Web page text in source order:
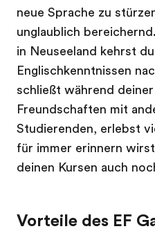
neue Sprache zu
unglaublich
in Neuseeland kehrst
Englischkenntnissen
schließt während
Freundschaften mit
Studierenden, erlebst
für immer erinnern
deinen Kursen auch
Vorteile des EF